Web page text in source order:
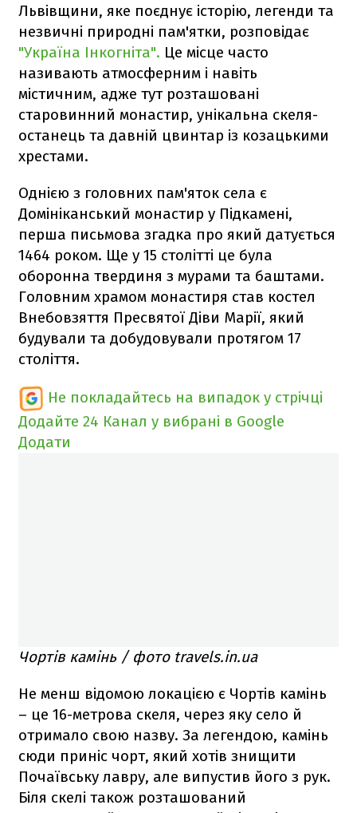
Львівщини, яке поєднує історію, легенди та
незвичні природні пам'ятки, розповідає
"Україна Інкогніта". Це місце часто
називають атмосферним і навіть
містичним, адже тут розташовані
старовинний монастир, унікальна скеля-
останець та давній цвинтар із козацькими
хрестами.
Однією з головних пам'яток села є
Домініканський монастир у Підкамені,
перша письмова згадка про який датується
1464 роком. Ще у 15 столітті це була
оборонна твердиня з мурами та баштами.
Головним храмом монастиря став костел
Внебовзяття Пресвятої Діви Марії, який
будували та добудовували протягом 17
століття.
Не покладайтесь на випадок у стрічці
Додайте 24 Канал у вибрані в Google
Додати
Чортів камінь / фото travels.in.ua
Не менш відомою локацією є Чортів камінь
– це 16-метрова скеля, через яку село й
отримало свою назву. За легендою, камінь
сюди приніс чорт, який хотів знищити
Почаївську лавру, але випустив його з рук.
Біля скелі також розташований